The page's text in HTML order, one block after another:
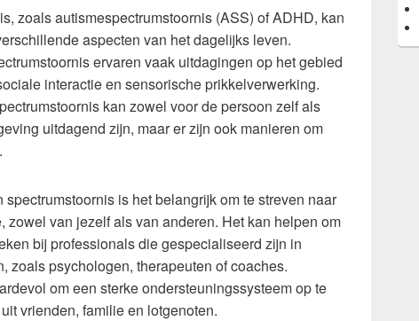
zoals autismespectrumstoornis (ASS) of ADHD, kan
aspecten van het dagelijks leven.
ervaren vaak uitdagingen op het gebied
interactie en sensorische prikkelverwerking.
kan zowel voor de persoon zelf als
uitdagend zijn, maar er zijn ook manieren om
spectrumstoornis is het belangrijk om te streven naar
zowel van jezelf als van anderen. Het kan helpen om
bij professionals die gespecialiseerd zijn in
zoals psychologen, therapeuten of coaches.
om een sterke ondersteuningssysteem op te
vrienden, familie en lotgenoten.